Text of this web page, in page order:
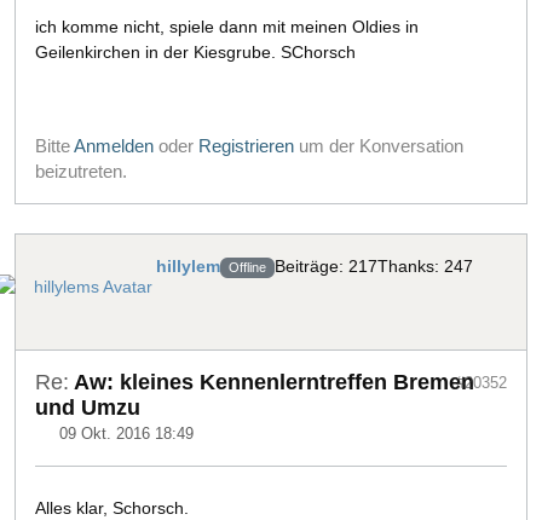
ich komme nicht, spiele dann mit meinen Oldies in
Geilenkirchen in der Kiesgrube. SChorsch
BitteAnmelden oder Registrieren um der Konversation
beizutreten.
hillylem Offline Beiträge: 217Thanks: 247
Re: Aw: kleines Kennenlerntreffen Bremen
und Umzu
09 Okt. 2016 18:49
#20352
Alles klar, Schorsch.